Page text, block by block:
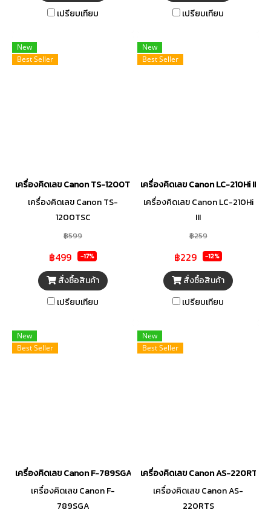
เปรียบเทียบ
เปรียบเทียบ
New
Best Seller
เครื่องคิดเลข Canon TS-1200TSC
เครื่องคิดเลข Canon TS-
1200TSC
฿599
฿499 -17%
สั่งซื้อสินค้า
เปรียบเทียบ
New
Best Seller
เครื่องคิดเลข Canon LC-210Hi III
เครื่องคิดเลข Canon LC-210Hi
III
฿259
฿229 -12%
สั่งซื้อสินค้า
เปรียบเทียบ
New
Best Seller
เครื่องคิดเลข Canon F-789SGA
เครื่องคิดเลข Canon F-
789SGA
New
Best Seller
เครื่องคิดเลข Canon AS-220RTS
เครื่องคิดเลข Canon AS-
220RTS